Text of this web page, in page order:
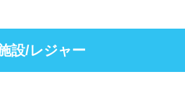
設/レジャー